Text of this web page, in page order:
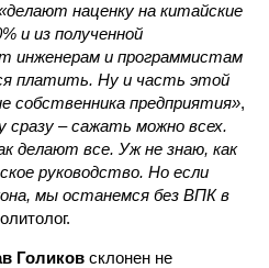
наценку на китайские
и из полученной
инженерам и программистам
платить. Ну и часть этой
собственника предприятия»,
сразу – сажать можно всех.
делают все. Уж не знаю, как
руководство. Но если
мы останемся без ВПК в
Голиков склонен не